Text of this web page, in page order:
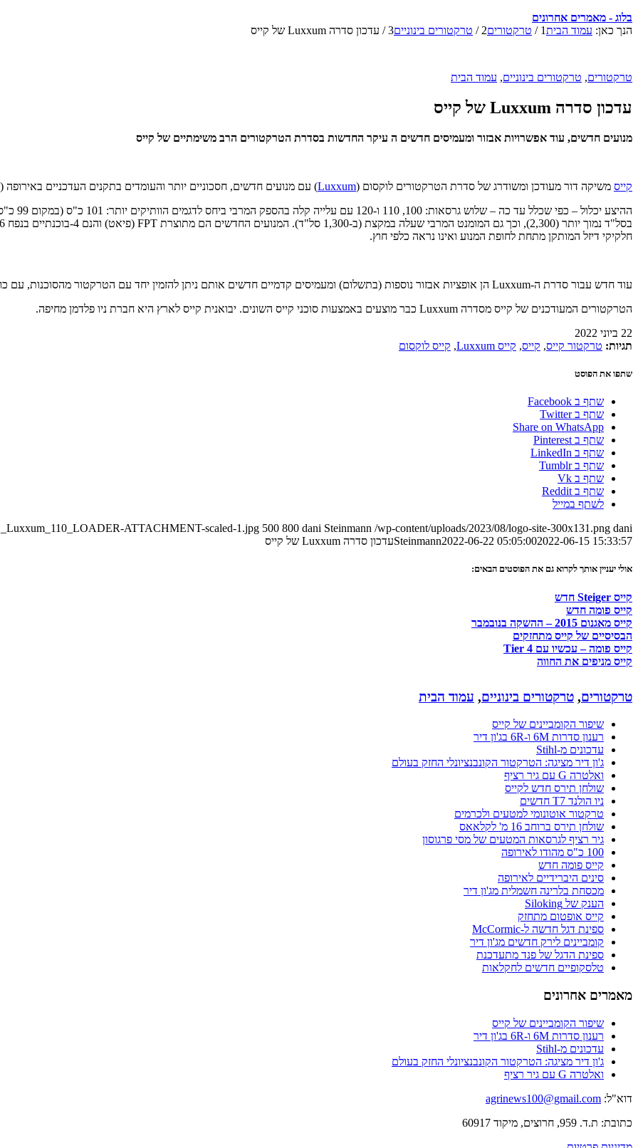
בלוג - מאמרים אחרונים
הנך כאן: עמוד הבית1
/ טרקטורים2
/ טרקטורים בינוניים3
/ עדכון סדרה Luxxum של קייס
טרקטורים, טרקטורים בינוניים, עמוד הבית
עדכון סדרה Luxxum של קייס
מנועים חדשים, עוד אפשרויות אבזור ומעמיסים חדשים ה עיקר החדשות בסדרת הטרקטורים הרב משימתיים של קייס
קייס משיקה דור מעודכן ומשודרג של סדרת הטרקטורים לוקסום (Luxxum) עם מנועים חדשים, חסכוניים יותר והעומדים בתקנים העדכניים באירופה
חלקיקי דיזל המותקן מתחת לחופת המנוע ואינו נראה כלפי חוץ.
עוד חדש עבור סדרת ה-Luxxum הן אופציות אבזור נוספות (בתשלום) ומעמיסים קדמיים חדשים אותם ניתן להזמין יחד עם הטרקטור מהסוכנות, עם כושר הרמה של עד 2.0 טון בקירוב.
הטרקטורים המעודכנים של קייס מסדרה Luxxum כבר מוצעים באמצעות סוכני קייס השונים. יבואנית קייס לארץ היא חברת ניו פלדמן מחיפה.
22 ביוני 2022
תגיות: טרקטור קייס, קייס, קייס Luxxum , קייס לוקסום
שתפו את הפוסט
שתף ב Facebook
שתף ב Twitter
Share on WhatsApp
שתף ב Pinterest
שתף ב LinkedIn
שתף ב Tumblr
שתף ב Vk
שתף ב Reddit
לשתף במייל
ATTACHMENT-scaled-1.jpg 500 800 dani Steinmann /wp-content/uploads/2023/08/logo-site-300x131.png dani
Steinmann2022-06-22 05:05:002022-06-15 15:33:57 עדכון סדרה Luxxum של קייס
אולי יעניין אותך לקרוא גם את הפוסטים הבאים:
קייס Steiger חדש
קייס פומה חדש
קייס מאגנום 2015 – ההשקה בנובמבר
הבסיסיים של קייס מתחזקים
קייס פומה – עכשיו עם Tier 4
קייס מניפים את החווה
טרקטורים, טרקטורים בינוניים, עמוד הבית
שיפור הקומביינים של קייס
רענון סדרות 6M ו-6R בג'ון דיר
עדכונים מ-Stihl
ג'ון דיר מציגה: הטרקטור הקונבנציונלי החזק בעולם
ואלטרה G עם גיר רציף
שולחן תירס חדש לקייס
ניו הולנד T7 חדשים
טרקטור אוטונומי למטעים ולכרמים
שולחן תירס ברוחב 16 מ' לקלאאס
גיר רציף לגרסאות המטעים של מסי פרגוסון
100 כ"ס מהודו לאירופה
קייס פומה חדש
סינים היברידיים לאירופה
מכסחת בלרינה חשמלית מג'ון דיר
הענק של Siloking
קייס אופטום מתחזק
ספינת דגל חדשה ל-McCormic
קומביינים לירק חדשים מג'ון דיר
ספינת הדגל של פנד מתעדכנת
טלסקופיים חדשים לחקלאות
מאמרים אחרונים
שיפור הקומביינים של קייס
רענון סדרות 6M ו-6R בג'ון דיר
עדכונים מ-Stihl
ג'ון דיר מציגה: הטרקטור הקונבנציונלי החזק בעולם
ואלטרה G עם גיר רציף
דוא"ל: agrinews100@gmail.com
כתובת: ת.ד. 959, חרוצים, מיקוד 60917